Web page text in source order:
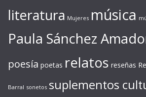
literatura Mujeres música
Paula Sánchez
poesía poetas relatos reseñas
Barral sonetos suplementos